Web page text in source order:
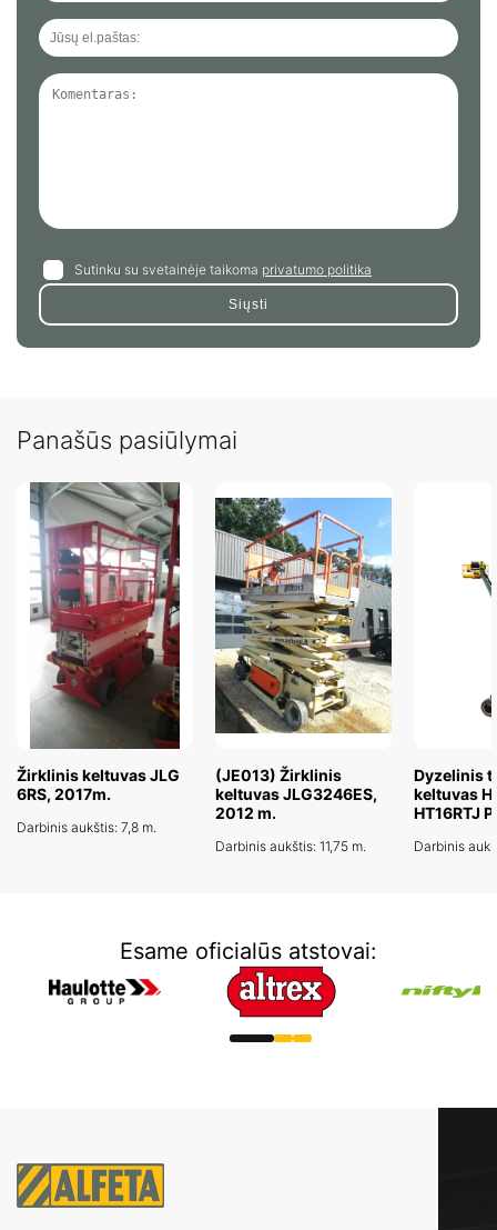
Sutinku su svetainėje taikoma privatumo politika
Panašūs pasiūlymai
Žirklinis keltuvas JLG
6RS, 2017m.
Darbinis aukštis: 7,8 m.
(JE013) Žirklinis
keltuvas JLG3246ES,
2012 m.
Darbinis aukštis: 11,75 m.
Dyzelinis
keltuvas
HT16RTJ
Darbinis
Esame oficialūs atstovai: